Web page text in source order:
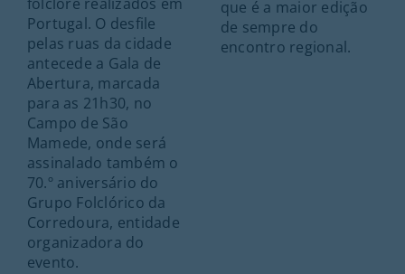
folclore realizados em
Portugal. O desfile
pelas ruas da cidade
antecede a Gala de
Abertura, marcada
para as 21h30, no
Campo de São
Mamede, onde será
assinalado também o
70.º aniversário do
Grupo Folclórico da
Corredoura, entidade
organizadora do
evento.
que é a maior edição
de sempre do
encontro regional.